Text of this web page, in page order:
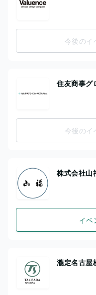
今後のイ
住友商事グ
今後のイ
株式会社山
イベ
瀧定名古屋